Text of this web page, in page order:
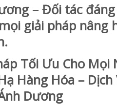
– Đối tác
giải pháp nâng
Tối Ưu Cho Mọi
Hàng Hóa – Dịch
Dương